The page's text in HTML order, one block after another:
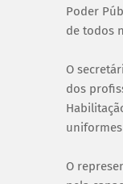
Poder
de todos
O
dos
O